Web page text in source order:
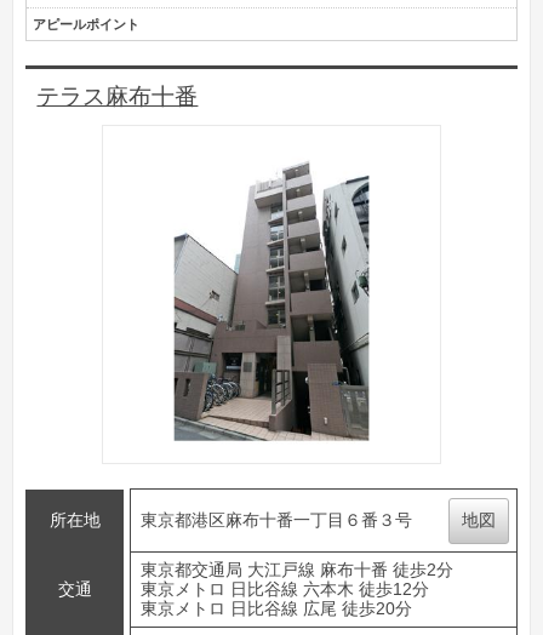
アピールポイント
テラス麻布十番
所在地 東京都港区麻布十番一丁目６番３号 地図
交通
東京都交通局 大江戸線 麻布十番 徒歩2分
東京メトロ 日比谷線 六本木 徒歩12分
東京メトロ 日比谷線 広尾 徒歩20分